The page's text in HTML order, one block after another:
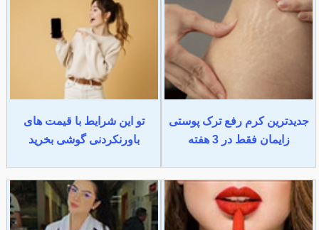
جدیدترین کرم رفع ترک پوستی
زایمان فقط در 3 هفته
تو این شرایط با قیمت های
باورنکردنی گوشی بخرید